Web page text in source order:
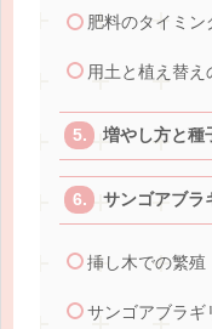
肥料のタイミン
用土と植え替え
増やし方と種
サンゴアブラ
挿し木での繁殖
サンゴアブラギ